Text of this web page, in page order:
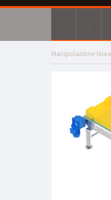
. .
Manipolazione linea